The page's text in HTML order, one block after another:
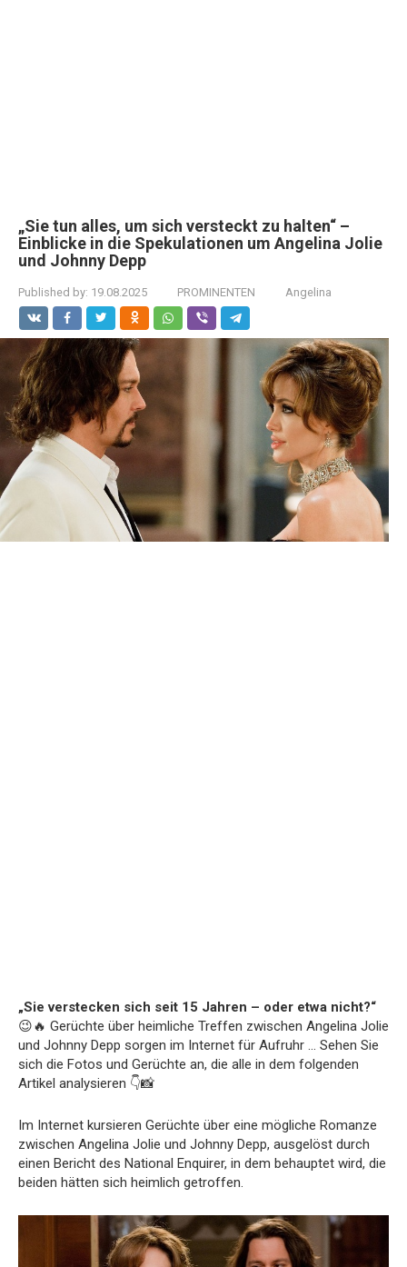
„Sie tun alles, um sich versteckt zu halten“ –
Einblicke in die Spekulationen um Angelina Jolie
und Johnny Depp
Published by: 19.08.2025 PROMINENTEN Angelina
„Sie verstecken sich seit 15 Jahren – oder etwa nicht?“
😉🔥 Gerüchte über heimliche Treffen zwischen Angelina Jolie
und Johnny Depp sorgen im Internet für Aufruhr … Sehen Sie
sich die Fotos und Gerüchte an, die alle in dem folgenden
Artikel analysieren 👇📸
Im Internet kursieren Gerüchte über eine mögliche Romanze
zwischen Angelina Jolie und Johnny Depp, ausgelöst durch
einen Bericht des National Enquirer, in dem behauptet wird, die
beiden hätten sich heimlich getroffen.